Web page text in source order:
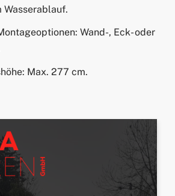
Wand-, Eck- oder
Max. 277 cm.